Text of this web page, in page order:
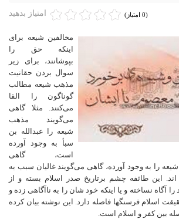
امتیاز بدهید (0 امتیاز)
مخالفین شیعه برای
اینکه حق را
بپوشانند، برای زیر
سوال بردن حقانیت
مذهب شیعه مطالب
گوناگون را القا
می‌کنند. مثلا گاهی
می‌گویند مذهب
شیعه را عبدالله بن
سبأ به وجود آورده
است، گاهی
را به وجود آورده، گاهی می‌گویند غالیان سبب به
این طائفه چشم برتاریخ صدر اسلام بسته و از
نساخته و یا اینکه خود شان را به ناآگاهی زده و
اسلام فرسنگها فاصله دارد. این نوشته بیان کرده
بین کفر و اسلام است.